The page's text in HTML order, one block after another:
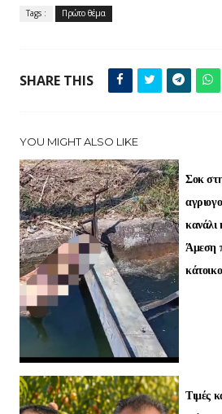
Tags : Πρώτο θέμα
SHARE THIS
YOU MIGHT ALSO LIKE
Σοκ
κανάλι
Άμεση
Τιμές